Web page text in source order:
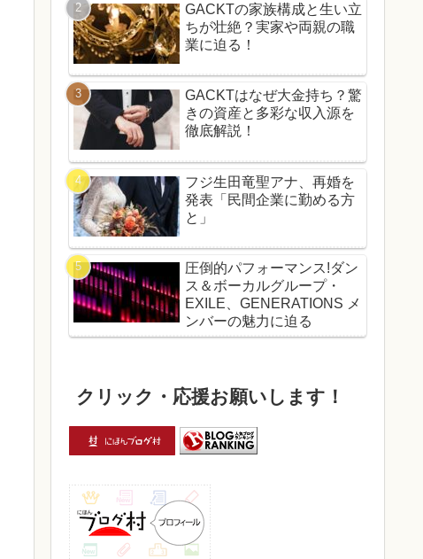
GACKTの家族構成と生い立
ちが壮絶？実家や両親の職
業に迫る！
GACKTはなぜ大金持ち？驚
きの資産と多彩な収入源を
徹底解説！
フジ生田竜聖アナ、再婚を
発表「民間企業に勤める方
と」
圧倒的パフォーマンス!ダン
ス＆ボーカルグループ・
EXILE、GENERATIONS メ
ンバーの魅力に迫る
クリック・応援お願いします！